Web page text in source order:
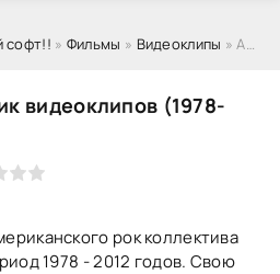
софт!! » Фильмы » Видеоклипы » Aerosmith - Сборник видеоклипов (1978-2012)
видеоклипов (1978-
рок коллектива
1978 - 2012 годов. Свою